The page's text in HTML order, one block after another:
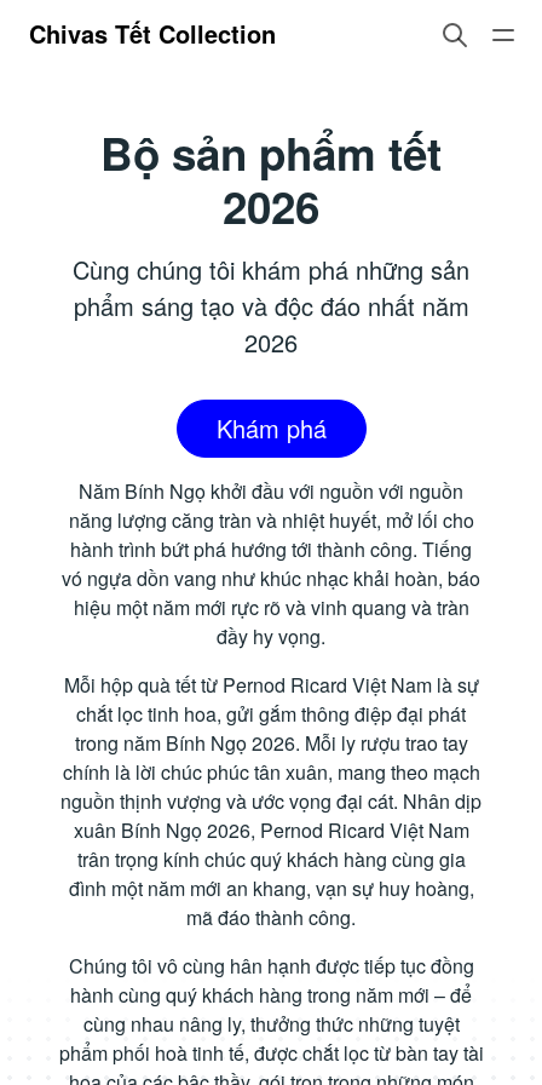
Chivas Tết Collection
Bộ sản phẩm tết
2026
Cùng chúng tôi khám phá những sản
phẩm sáng tạo và độc đáo nhất năm
2026
Khám phá
Năm Bính Ngọ khởi đầu với nguồn với nguồn
năng lượng căng tràn và nhiệt huyết, mở lối cho
hành trình bứt phá hướng tới thành công. Tiếng
vó ngựa dồn vang như khúc nhạc khải hoàn, báo
hiệu một năm mới rực rõ và vinh quang và tràn
đầy hy vọng.
Mỗi hộp quà tết từ Pernod Ricard Việt Nam là sự
chắt lọc tinh hoa, gửi gắm thông điệp đại phát
trong năm Bính Ngọ 2026. Mỗi ly rượu trao tay
chính là lời chúc phúc tân xuân, mang theo mạch
nguồn thịnh vượng và ước vọng đại cát. Nhân dịp
xuân Bính Ngọ 2026, Pernod Ricard Việt Nam
trân trọng kính chúc quý khách hàng cùng gia
đình một năm mới an khang, vạn sự huy hoàng,
mã đáo thành công.
Chúng tôi vô cùng hân hạnh được tiếp tục đồng
hành cùng quý khách hàng trong năm mới – để
cùng nhau nâng ly, thưởng thức những tuyệt
phẩm phối hoà tinh tế, được chắt lọc từ bàn tay tài